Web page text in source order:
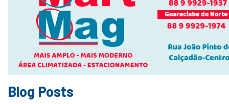
Blog Posts